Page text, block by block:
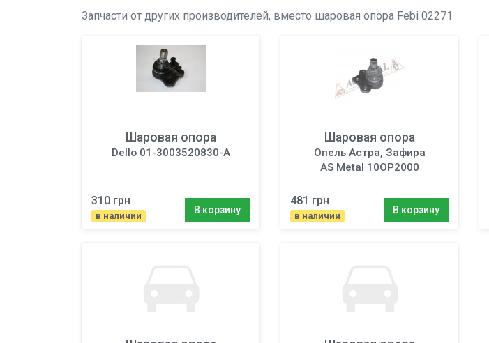
Запчасти от других производителей, вместо шаровая опора Febi 02271
Шаровая опора
Dello 01-3003520830-A
310 грн
в наличии
В корзину
Шаровая опора
Опель Астра, Зафира
AS Metal 10OP2000
481 грн
в наличии
В корзину